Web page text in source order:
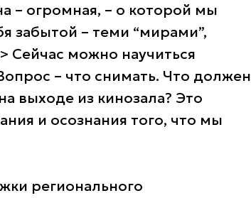
– огромная, – о которой мы
забытой – теми “мирами”,
Сейчас можно научиться
– что снимать. Что должен
выходе из кинозала? Это
и осознания того, что мы
регионального